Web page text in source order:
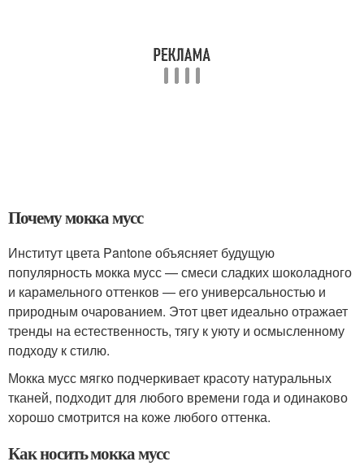
Почему мокка мусс
Институт цвета Pantone объясняет будущую
популярность мокка мусс — смеси сладких шоколадного
и карамельного оттенков — его универсальностью и
природным очарованием. Этот цвет идеально отражает
тренды на естественность, тягу к уюту и осмысленному
подходу к стилю.
Мокка мусс мягко подчеркивает красоту натуральных
тканей, подходит для любого времени года и одинаково
хорошо смотрится на коже любого оттенка.
Как носить мокка мусс